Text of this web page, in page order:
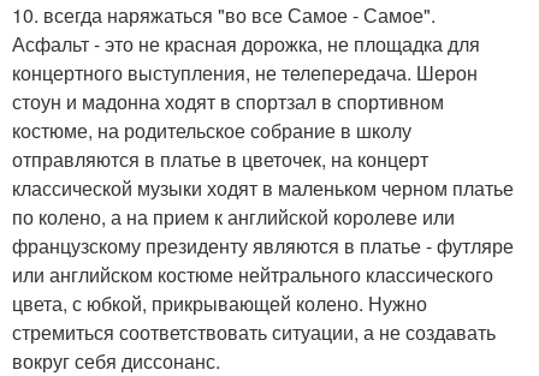
10. всегда наряжаться "во все Самое - Самое".
Асфальт - это не красная дорожка, не площадка для
концертного выступления, не телепередача. Шерон
стоун и мадонна ходят в спортзал в спортивном
костюме, на родительское собрание в школу
отправляются в платье в цветочек, на концерт
классической музыки ходят в маленьком черном платье
по колено, а на прием к английской королеве или
французскому президенту являются в платье - футляре
или английском костюме нейтрального классического
цвета, с юбкой, прикрывающей колено. Нужно
стремиться соответствовать ситуации, а не создавать
вокруг себя диссонанс.